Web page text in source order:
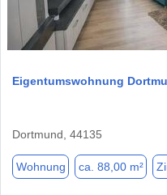
Eigentumswohnung
Dortmund, 44135
Wohnung ca. 88,00 m²